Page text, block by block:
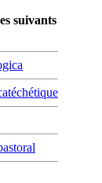
suivants